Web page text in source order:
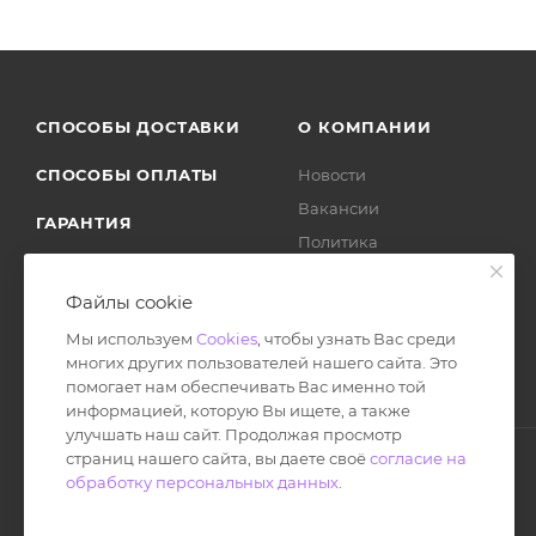
СПОСОБЫ ДОСТАВКИ
СПОСОБЫ ОПЛАТЫ
ГАРАНТИЯ
О КОМПАНИИ
Новости
Вакансии
Политика
Файлы cookie
Мы используем Cookies , чтобы узнать Вас среди
многих других пользователей нашего сайта. Это
помогает нам обеспечивать Вас именно той
информацией, которую Вы ищете, а также
улучшать наш сайт. Продолжая просмотр
страниц нашего сайта, вы даете своёсогласие на
обработку персональных данных